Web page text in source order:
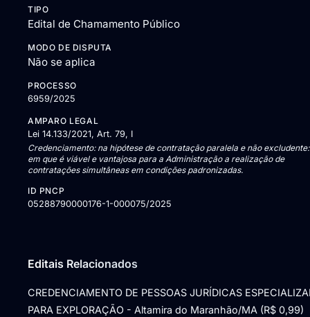
TIPO
Edital de Chamamento Público
MODO DE DISPUTA
Não se aplica
PROCESSO
6959/2025
AMPARO LEGAL
Lei 14.133/2021, Art. 79, I
Credenciamento: na hipótese de contratação paralela e não
em que é viável e vantajosa para a Administração a realização de
contratações simultâneas em condições padronizadas.
ID PNCP
05288790000176-1-000075/2025
Editais Relacionados
CREDENCIAMENTO DE PESSOAS JURÍDICAS
PARA EXPLORAÇÃO - Altamira do Maranhão/MA (R$ 0,99)